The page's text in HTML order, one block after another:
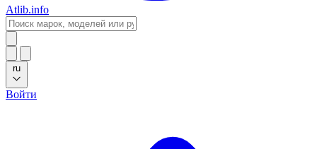
Atlib.info
ru
Войти